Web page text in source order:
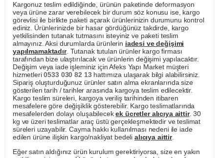
Kargonuz teslim edildiğinde, ürünün paketinde deformasyon
veya ürüne zarar verebilecek bir durum söz konusu ise, kargo
görevlisi ile birlikte paketi açarak ürünlerinizin durumunu kontrol
ediniz. Ürünlerinizde bir hasar gördüğünüz takdirde, kargo
yetkilisinden tutanak tutmasını isteyiniz ve paketi teslim
almayınız. Aksi durumlarda ürünlerin iadesi ve değişimi
yapılmamaktadır. Tutanak tutulan ürünler kargo firması
tarafından bize ulaştırılacak ve ürünlerin değişimi yapılacaktır.
Değişim veya iade işleminiz için Afeks Yapı Market müşteri
hizmetleri0533 030 82 13hattımıza ulaşarak bilgi alabilirsiniz.
Sipariş oluşturduğunuz ürünler satın alma ekranlarında size
gösterilen tarih / tarihler arasında kargoya teslim edilecektir.
Kargo teslim süreleri, kargoya veriliş tarihinden itibaren
mesafelere göre değişiklik gösterebilir. Kargo teslimatlarında
mesafelerden dolayı oluşabilecekek ücretler alıcıya aittir. 30
kg ve üzeri teslimatlar araç üstü gerçekleşmektedir ve teslimat
süreleri uzayabilir. Cayma hakkı kullanılması nedeni ile iade
edilen ürüne ilişkin kargo/nakliyat bedeli alıcıya aittir.
Eğer satın aldığınız ürün kurulum gerektiriyorsa, size en yakın